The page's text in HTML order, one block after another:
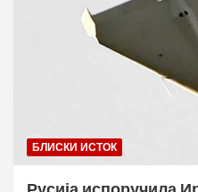
БЛИСКИ ИСТОК